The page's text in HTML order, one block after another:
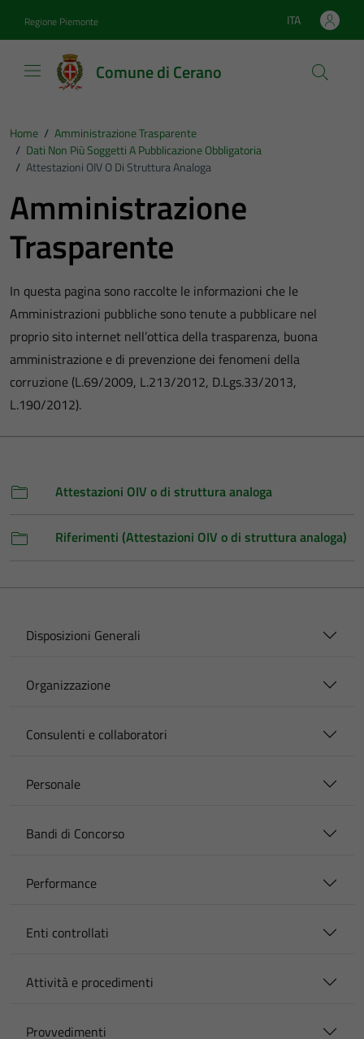
Regione Piemonte Lingua attiva:
ITA
Comune di Cerano
Home / Amministrazione Trasparente
/ Dati Non Più Soggetti A Pubblicazione Obbligatoria
/ Attestazioni OIV O Di Struttura Analoga
Amministrazione
Trasparente
In questa pagina sono raccolte le informazioni che le
Amministrazioni pubbliche sono tenute a pubblicare nel
proprio sito internet nell’ottica della trasparenza, buona
amministrazione e di prevenzione dei fenomeni della
corruzione (L.69/2009, L.213/2012, D.Lgs.33/2013,
L.190/2012).
Attestazioni OIV o di struttura analoga
Riferimenti (Attestazioni OIV o di struttura analoga)
Disposizioni Generali
Organizzazione
Consulenti e collaboratori
Personale
Bandi di Concorso
Performance
Enti controllati
Attività e procedimenti
Provvedimenti